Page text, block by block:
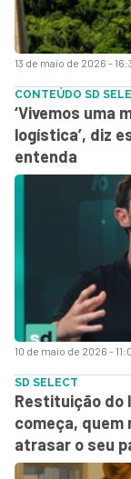
13 de maio de 2026 -
10 de maio de 2026 -
CONTEÚDO SD
‘Vivemos uma
logística’, diz
entenda
SD SELECT
Restituição do
começa, quem
atrasar o seu